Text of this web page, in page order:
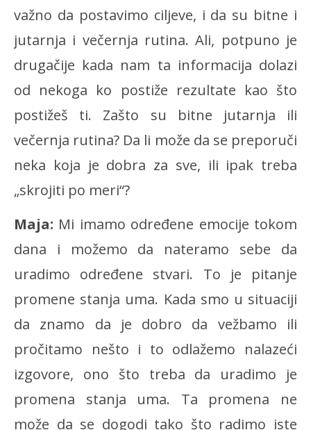
važno da postavimo ciljeve, i da su bitne i
jutarnja i večernja rutina. Ali, potpuno je
drugačije kada nam ta informacija dolazi
od nekoga ko postiže rezultate kao što
postižeš ti. Zašto su bitne jutarnja ili
večernja rutina? Da li može da se preporuči
neka koja je dobra za sve, ili ipak treba
„skrojiti po meri“?
Maja: Mi imamo određene emocije tokom
dana i možemo da nateramo sebe da
uradimo određene stvari. To je pitanje
promene stanja uma. Kada smo u situaciji
da znamo da je dobro da vežbamo ili
pročitamo nešto i to odlažemo nalazeći
izgovore, ono što treba da uradimo je
promena stanja uma. Ta promena ne
može da se dogodi tako što radimo iste